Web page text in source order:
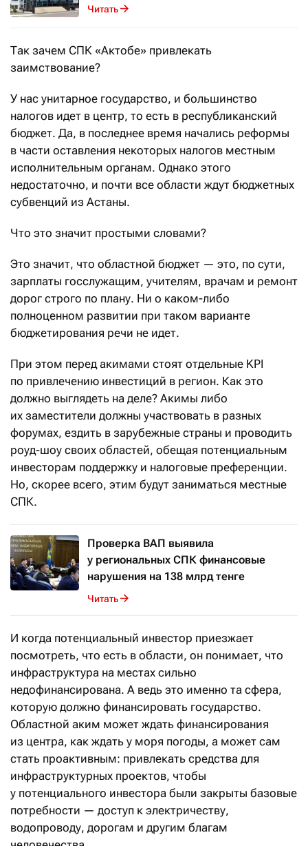
Читать
Так зачем СПК «Актобе» привлекать
заимствование?
У нас унитарное государство, и большинство
налогов идет в центр, то есть в республиканский
бюджет. Да, в последнее время начались реформы
в части оставления некоторых налогов местным
исполнительным органам. Однако этого
недостаточно, и почти все области ждут бюджетных
субвенций из Астаны.
Что это значит простыми словами?
Это значит, что областной бюджет — это, по сути,
зарплаты госслужащим, учителям, врачам и ремонт
дорог строго по плану. Ни о каком-либо
полноценном развитии при таком варианте
бюджетирования речи не идет.
При этом перед акимами стоят отдельные KPI
по привлечению инвестиций в регион. Как это
должно выглядеть на деле? Акимы либо
их заместители должны участвовать в разных
форумах, ездить в зарубежные страны и проводить
роуд-шоу своих областей, обещая потенциальным
инвесторам поддержку и налоговые преференции.
Но, скорее всего, этим будут заниматься местные
СПК.
Проверка ВАП выявила
у региональных СПК финансовые
нарушения на 138 млрд тенге
Читать
И когда потенциальный инвестор приезжает
посмотреть, что есть в области, он понимает, что
инфраструктура на местах сильно
недофинансирована. А ведь это именно та сфера,
которую должно финансировать государство.
Областной аким может ждать финансирования
из центра, как ждать у моря погоды, а может сам
стать проактивным: привлекать средства для
инфраструктурных проектов, чтобы
у потенциального инвестора были закрыты базовые
потребности — доступ к электричеству,
водопроводу, дорогам и другим благам